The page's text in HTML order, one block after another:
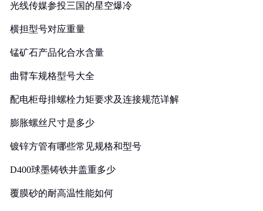
光线传媒参投三国的星空爆冷
横担型号对应重量
锰矿石产品化合水含量
曲臂车规格型号大全
配电柜母排螺栓力矩要求及连接规范详解
膨胀螺丝尺寸是多少
镀锌方管有哪些常见规格和型号
D400球墨铸铁井盖重多少
覆膜砂的耐高温性能如何